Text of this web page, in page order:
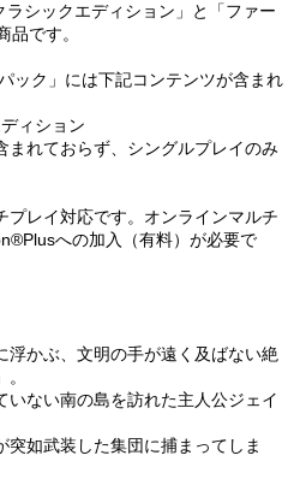
シックエディション」と「ファー
品です。
ック」には下記コンテンツが含まれ
ィション
れておらず、シングルプレイのみ
レイ対応です。オンラインマルチ
への加入（有料）が必要で
浮かぶ、文明の手が遠く及ばない絶
ない南の島を訪れた主人公ジェイ
如武装した集団に捕まってしま